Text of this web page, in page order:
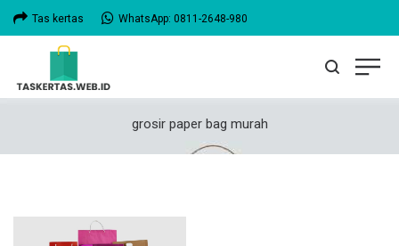
Tas kertas WhatsApp: 0811-2648-980
grosir paper bag murah